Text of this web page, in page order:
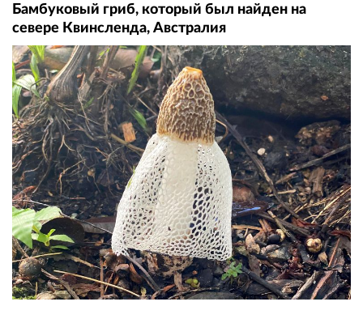
Бамбуковый гриб, который был найден на
севере Квинсленда, Австралия